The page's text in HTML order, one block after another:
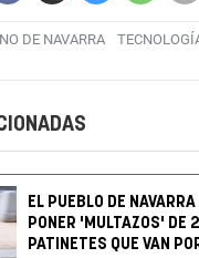
DE NAVARRA
EL PUEBLO DE
PONER 'MULTAZOS' DE
PATINETES QUE VAN